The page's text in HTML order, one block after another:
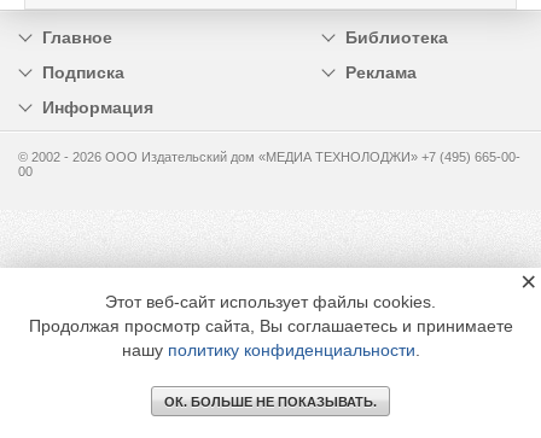
Главное
Библиотека
Подписка
Реклама
Информация
© 2002 - 2026 OOO Издательский дом «МЕДИА ТЕХНОЛОДЖИ» +7 (495) 665-00-
00
Этот веб-сайт использует файлы cookies.
Продолжая просмотр сайта, Вы соглашаетесь и принимаете
нашу политику конфиденциальности
ОК. БОЛЬШЕ НЕ ПОКАЗЫВАТЬ.
×